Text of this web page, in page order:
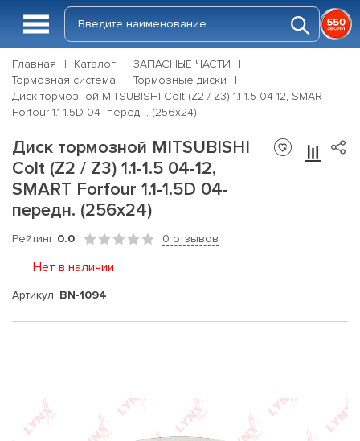
Главная Каталог
ЗАПАСНЫЕ ЧАСТИ
Тормозная система
Тормозные диски
Диск тормозной MITSUBISHI Colt (Z2 / Z3) 1.1-1.5 04-12, SMART
Forfour 1.1-1.5D 04- передн. (256x24)
Диск тормозной MITSUBISHI
Colt (Z2 / Z3) 1.1-1.5 04-12,
SMART Forfour 1.1-1.5D 04-
передн. (256x24)
Рейтинг 0.0 0 отзывов
Нет в наличии
Артикул: BN-1094